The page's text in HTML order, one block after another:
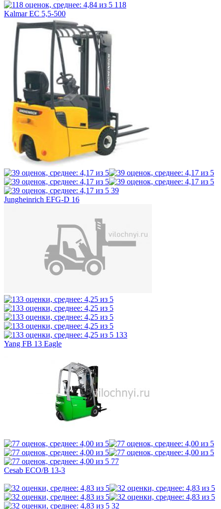
118
Kalmar EC 5,5-500
39
Jungheinrich EFG-D 16
133
Yang FB 13 Eagle
77
Cesab ECO/B 13-3
32